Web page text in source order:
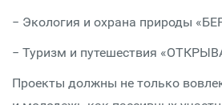
− Экология и охрана природы
− Туризм и путешествия
Проекты должны не только